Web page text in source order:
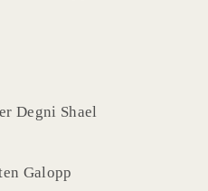
Degni Shael
Galopp